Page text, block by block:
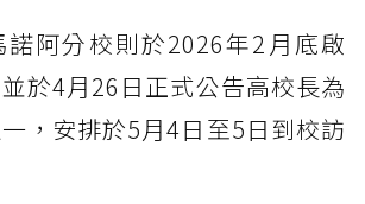
諾阿分校則於2026年2月底啟
於4月26日正式公告高校長為
，安排於5月4日至5日到校訪